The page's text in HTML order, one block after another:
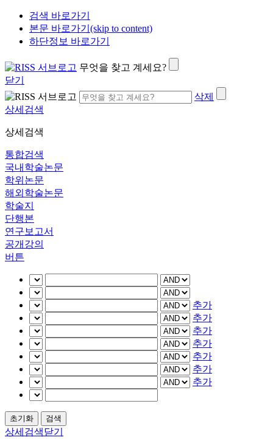
검색 바로가기
본문 바로가기(skip to content)
하단정보 바로가기
무엇을 찾고 계세요?
닫기
삭제
상세검색
상세검색
통합검색
국내학술논문
학위논문
해외학술논문
학술지
단행본
연구보고서
공개강의
버튼
추가
추가
추가
추가
추가
추가
추가
상세검색닫기